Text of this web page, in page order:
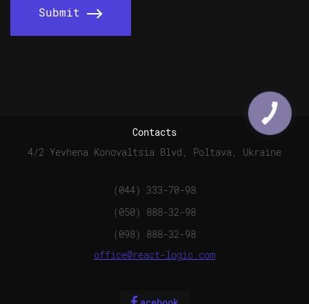
Submit
Contacts
4/2 Yevhena Konovaltsia Blvd, Poltava, Ukraine
(044) 333-70-98
(050) 888-32-98
(098) 888-32-98
office@react-logic.com
КНОПКА
СВЯЗИ